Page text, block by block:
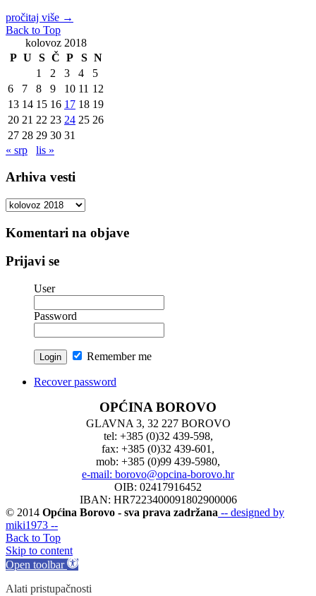
pročitaj više →
Back to Top
kolovoz 2018
P U S Č P S N
1
2 3 4
5
6
7 8 9 10 11 12
13 14 15 16 17 18 19
20 21 22 23 24 25 26
27 28 29 30 31
« srp
lis »
Arhiva vesti
Arhiva
Komentari na objave
Prijavi se
User
Password
Remember me
Recover password
OPĆINA BOROVO
GLAVNA 3, 32 227 BOROVO
tel: +385 (0)32 439-598,
fax: +385 (0)32 439-601,
mob: +385 (0)99 439-5980,
e-mail: borovo@opcina-borovo.hr
OIB: 02417916452
IBAN: HR7223400091802900006
© 2014 Općina Borovo - sva prava zadržana -- designed by
miki1973 --
Back to Top
Skip to content
Open toolbar
Alati pristupačnosti